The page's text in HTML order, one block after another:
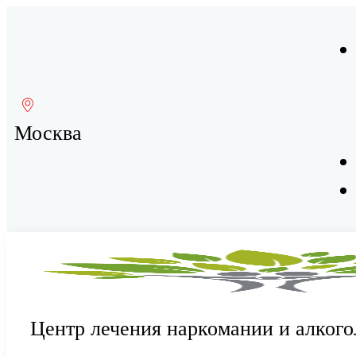
Москва
Центр лечения наркомании и